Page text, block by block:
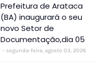
Prefeitura de Arataca
(BA) inaugurará o seu
novo Setor de
Documentação,dia 05
segunda-feira, agosto 03, 2026